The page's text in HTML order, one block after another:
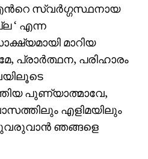
സ്വർഗ്ഗസ്ഥനായ
‘ എന്ന
മാറിയ
പ്രാർത്ഥന, പരിഹാരം
പുണ്യാത്മാവേ,
എളിമയിലും
ഞങ്ങളെ